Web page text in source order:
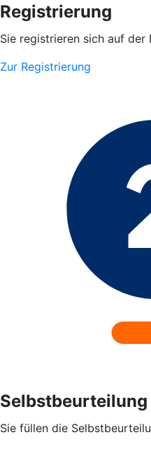
Registrierung
Sie registrieren sich auf der
Zur Registrierung
Selbstbeurteilung
Sie füllen die